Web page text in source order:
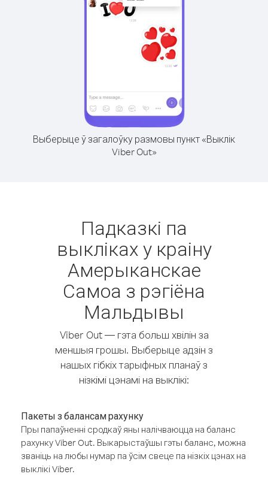
Выберыце ў загалоўку размовы пункт «Выклік
Viber Out»
Падказкі па
выкліках у краіну
Амерыканскае
Самоа з рэгіёна
Мальдывы
Viber Out — гэта больш хвілін за
меншыя грошы. Выберыце адзін з
нашых гібкіх тарыфных планаў з
нізкімі цэнамі на выклікі:
Пакеты з балансам рахунку
Пры папаўненні сродкаў яны налічваюцца на баланс
рахунку Viber Out. Выкарыстаўшы гэты баланс, можна
званіць на любы нумар па ўсім свеце па нізкіх цэнах на
выклікі Viber.